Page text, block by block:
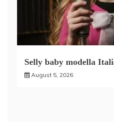
Selly baby modella
August 5, 2026